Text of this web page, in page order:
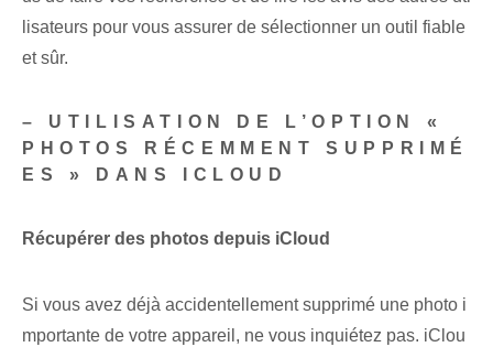
lisateurs pour vous assurer de sélectionner un outil fiable
et sûr.
– UTILISATION DE L’OPTION «
PHOTOS RÉCEMMENT SUPPRIMÉ
ES » DANS ICLOUD
Récupérer des photos depuis iCloud
Si vous avez déjà accidentellement supprimé une photo i
mportante de votre appareil, ne vous inquiétez pas. iClou